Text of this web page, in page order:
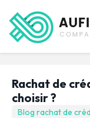
Rachat de
choisir ?
Blog rachat de